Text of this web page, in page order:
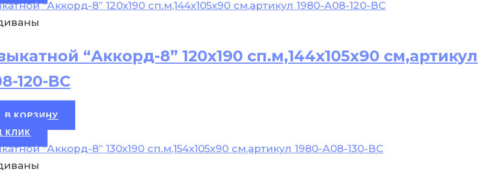
“Аккорд-8” 120х190 сп.м,144х105х90 см,артикул
120-ВС
В КОРЗИНУ
КЛИК